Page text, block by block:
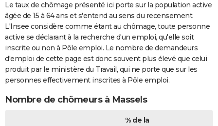
Le taux de chômage présenté ici porte sur la population active
âgée de 15 à 64 ans et s'entend au sens du recensement.
L'Insee considère comme étant au chômage, toute personne
active se déclarant à la recherche d'un emploi, qu'elle soit
inscrite ou non à Pôle emploi. Le nombre de demandeurs
d'emploi de cette page est donc souvent plus élevé que celui
produit par le ministère du Travail, qui ne porte que sur les
personnes effectivement inscrites à Pôle emploi.
Nombre de chômeurs à Massels
% de la